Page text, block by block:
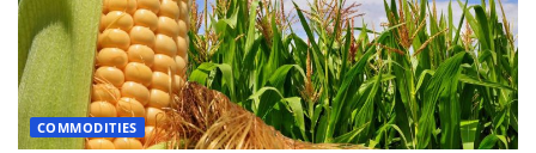
COMMODITIES